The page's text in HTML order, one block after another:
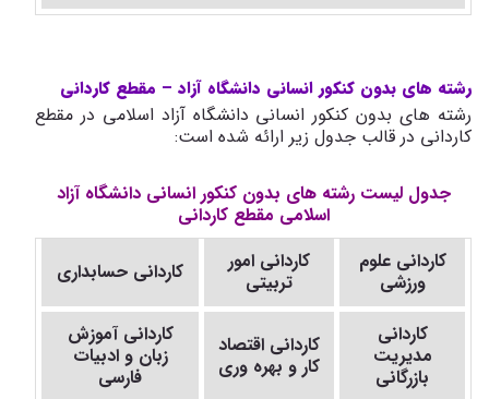
رشته های بدون کنکور انسانی دانشگاه آزاد – مقطع کاردانی
رشته های بدون کنکور انسانی دانشگاه آزاد اسلامی در مقطع
کاردانی در قالب جدول زیر ارائه شده است:
جدول لیست رشته های بدون کنکور انسانی دانشگاه آزاد
اسلامی مقطع کاردانی
کاردانی علوم
ورزشی
کاردانی امور
تربیتی
کاردانی حسابداری
کاردانی
مدیریت
بازرگانی
کاردانی اقتصاد
کار و بهره وری
کاردانی آموزش
زبان و ادبیات
فارسی